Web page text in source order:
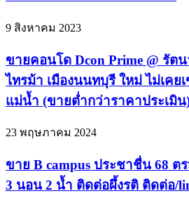
9 สิงหาคม 2023
ขายคอนโด Dcon Prime @ รัต
ไทรม้า เมืองนนทบุรี ใหม่ ไม่เคย
แม่น้ำ (ขายต่ำกว่าราคาประเมิน)
23 พฤษภาคม 2024
ขาย B campus ประชาชื่น 68 ต
3 นอน 2 น้ำ ติดต่อผึ้งรติ ติดต่อ/